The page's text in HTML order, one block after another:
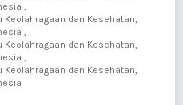
,
dan Kesehatan,
,
dan Kesehatan,
,
dan Kesehatan,